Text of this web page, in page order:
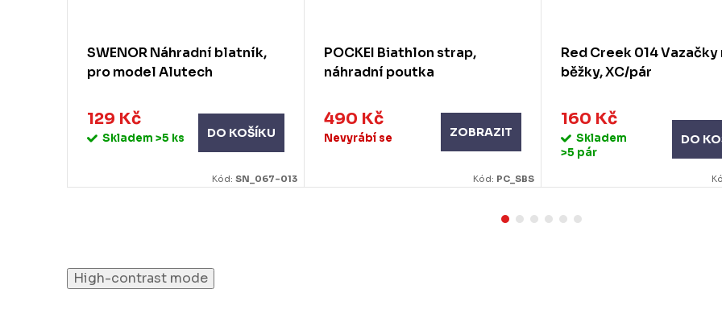
SWENOR Náhradní blatník,
pro model Alutech
129 Kč
Skladem >5 ks DO KOŠÍKU
Kód: SN_067-013
POCKEI Biathlon strap,
náhradní poutka
490 Kč
Nevyrábí se ZOBRAZIT
Kód: PC_SBS
Red Creek 014 Vazačky
běžky, XC/pár
160 Kč
Skladem
>5 pár
DO
High-contrast mode